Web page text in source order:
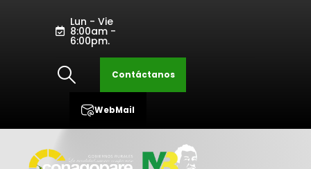
Lun - Vie
8:00am -
6:00pm.
Contáctanos
WebMail